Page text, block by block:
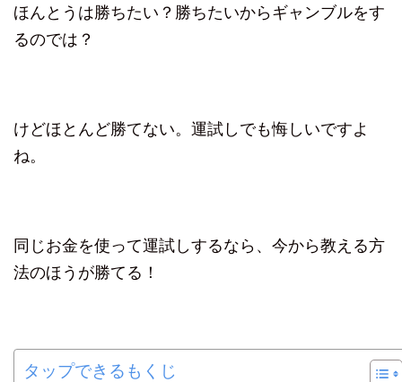
ほんとうは勝ちたい？勝ちたいからギャンブルをす
るのでは？
けどほとんど勝てない。運試しでも悔しいですよ
ね。
同じお金を使って運試しするなら、今から教える方
法のほうが勝てる！
タップできるもくじ